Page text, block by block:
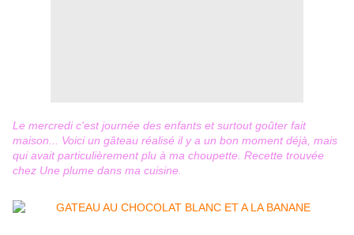
Le mercredi c'est journée des enfants et surtout goûter fait
maison... Voici un gâteau réalisé il y a un bon moment déjà, mais
qui avait particulièrement plu à ma choupette. Recette trouvée
chez Une plume dans ma cuisine